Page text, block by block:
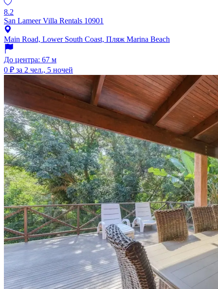
8.2
San Lameer Villa Rentals 10901
Main Road, Lower South Coast, Пляж Marina Beach
До центра: 67 м
0 ₽ за 2 чел., 5 ночей